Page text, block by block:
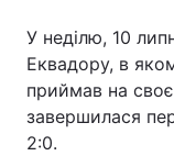
У неділю, 10
Еквадору, в
приймав на
завершилася
2:0.